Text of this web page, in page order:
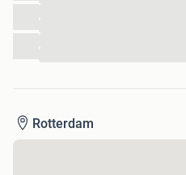
Rotterdam